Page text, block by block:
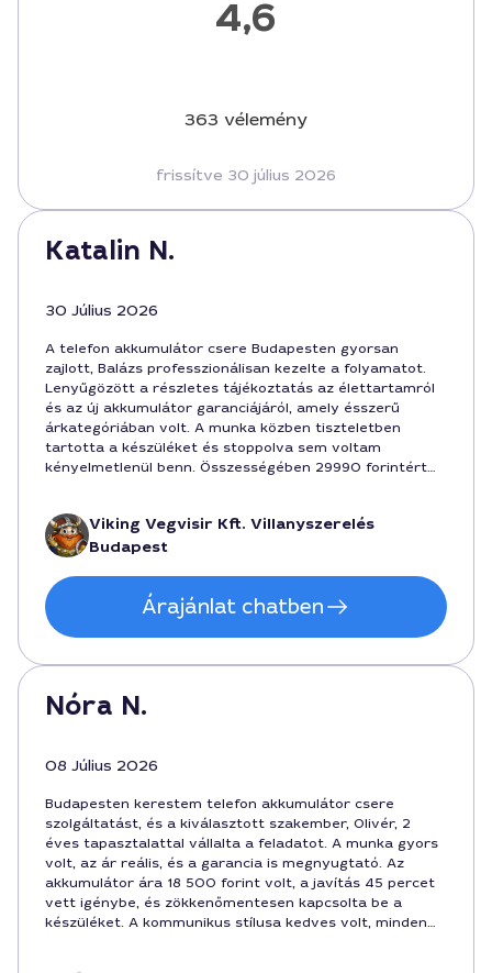
4,6
363 vélemény
frissítve 30 július 2026
Katalin N.
30 Július 2026
A telefon akkumulátor csere Budapesten gyorsan
zajlott, Balázs professzionálisan kezelte a folyamatot.
Lenyűgözött a részletes tájékoztatás az élettartamról
és az új akkumulátor garanciájáról, amely ésszerű
árkategóriában volt. A munka közben tiszteletben
tartotta a készüléket és stoppolva sem voltam
kényelmetlenül benn. Összességében 29990 forintért
Viking Vegvisir Kft. Villanyszerelés
Budapest
Árajánlat chatben
Nóra N.
08 Július 2026
Budapesten kerestem telefon akkumulátor csere
szolgáltatást, és a kiválasztott szakember, Olivér, 2
éves tapasztalattal vállalta a feladatot. A munka gyors
volt, az ár reális, és a garancia is megnyugtató. Az
akkumulátor ára 18 500 forint volt, a javítás 45 percet
vett igénybe, és zökkenőmentesen kapcsolta be a
készüléket. A kommunikus stílusa kedves volt, minden